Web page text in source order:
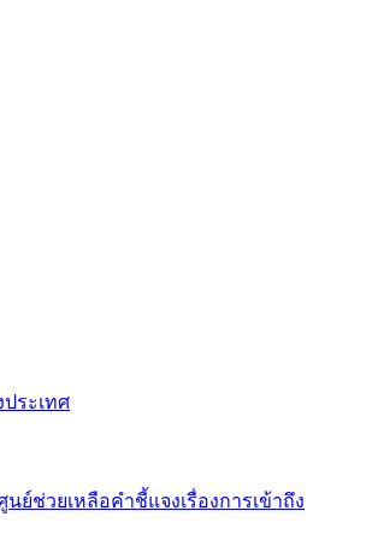
ระเทศ
นย์ช่วยเหลือคำชี้แจงเรื่องการเข้าถึง